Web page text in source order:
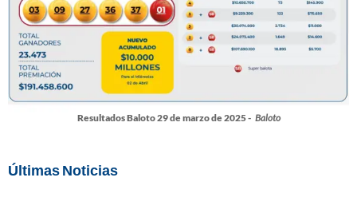
Resultados Baloto 29 de marzo de 2025 - Baloto
Últimas Noticias